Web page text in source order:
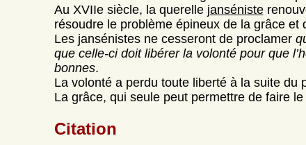
Au XVIIe siècle, la querelle janséniste
résoudre le problème épineux de la grâce et
Les jansénistes ne cesseront de proclamer
que celle-ci doit libérer la volonté pour que
bonnes.
La volonté a perdu toute liberté à la suite du
La grâce, qui seule peut permettre de faire
Citation